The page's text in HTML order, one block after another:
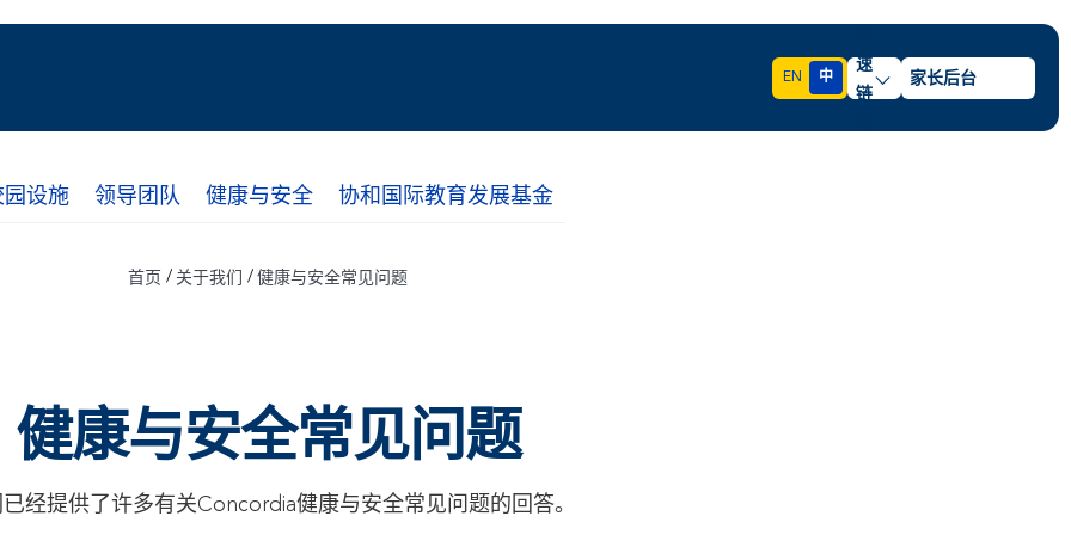
EN 中
速
链
家长后台
园设施 领导团队 健康与安全 协和国际教育发展基金
首页 / 关于我们 / 健康与安全常见问题
健康与安全常见问题
经提供了许多有关Concordia健康与安全常见问题的回答。